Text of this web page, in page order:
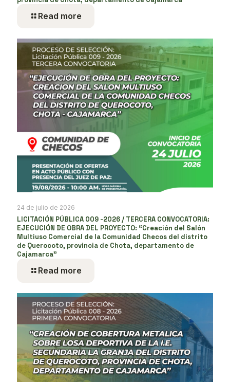
Read more
24 de julio de 2026
LICITACIÓN PÚBLICA 009 -2026 / TERCERA CONVOCATORIA:
EJECUCIÓN DE OBRA DEL PROYECTO: “Creación del Salón
Multiuso Comercial de la Comunidad Checos del distrito
de Querocoto, provincia de Chota, departamento de
Cajamarca”
Read more